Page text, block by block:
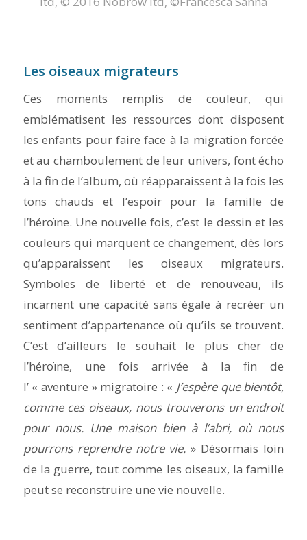
Les oiseaux migrateurs
Ces moments remplis de couleur, qui
emblématisent les ressources dont disposent
les enfants pour faire face à la migration forcée
et au chamboulement de leur univers, font écho
à la fin de l’album, où réapparaissent à la fois les
tons chauds et l’espoir pour la famille de
l’héroïne. Une nouvelle fois, c’est le dessin et les
couleurs qui marquent ce changement, dès lors
qu’apparaissent les oiseaux migrateurs.
Symboles de liberté et de renouveau, ils
incarnent une capacité sans égale à recréer un
sentiment d’appartenance où qu’ils se trouvent.
C’est d’ailleurs le souhait le plus cher de
l’héroïne, une fois arrivée à la fin de
l’ « aventure » migratoire : « J’espère que bientôt,
comme ces oiseaux, nous trouverons un endroit
pour nous. Une maison bien à l’abri, où nous
pourrons reprendre notre vie. » Désormais loin
de la guerre, tout comme les oiseaux, la famille
peut se reconstruire une vie nouvelle.